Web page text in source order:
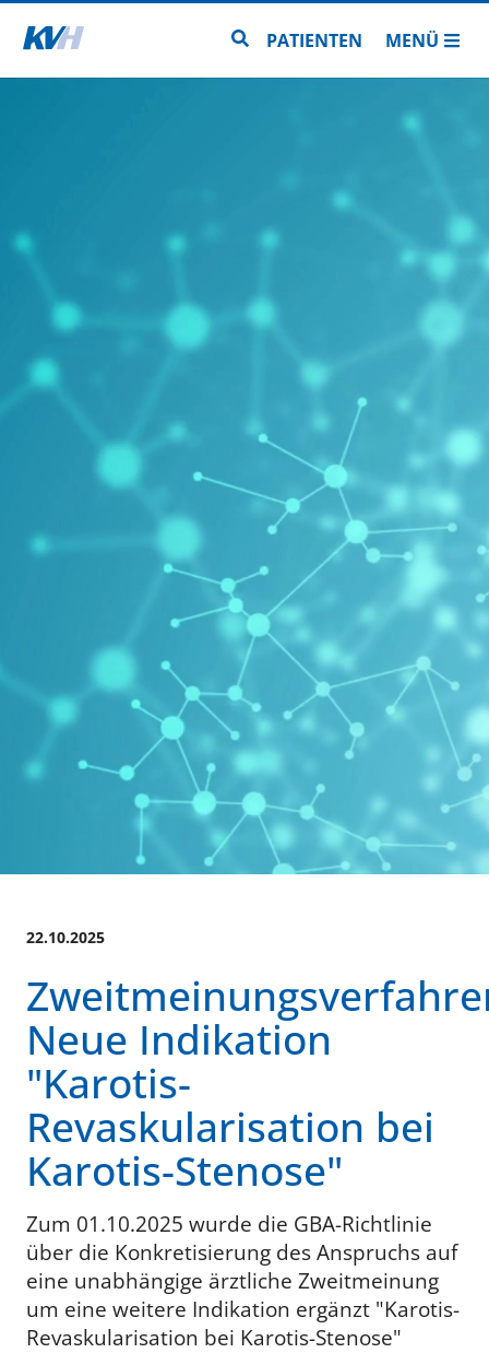
Zur Startseite Zur Seitensuche
PATIENTEN MENÜ
22.10.2025
Neue Indikation
"Karotis-
Revaskularisation bei
Karotis-Stenose"
Zum 01.10.2025 wurde die GBA-Richtlinie
über die Konkretisierung des Anspruchs auf
eine unabhängige ärztliche Zweitmeinung
um eine weitere Indikation ergänzt "Karotis-
Revaskularisation bei Karotis-Stenose"